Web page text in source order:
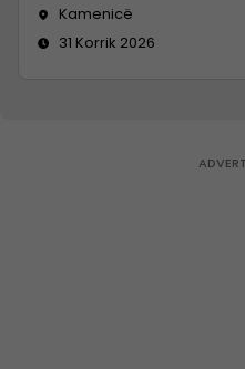
Kamenicë
31 Korrik 2026